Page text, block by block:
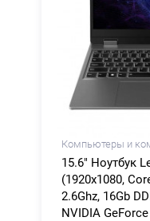
Компьютеры и
15.6" Ноутбук
(1920x1080,
2.6Ghz, 16Gb
NVIDIA